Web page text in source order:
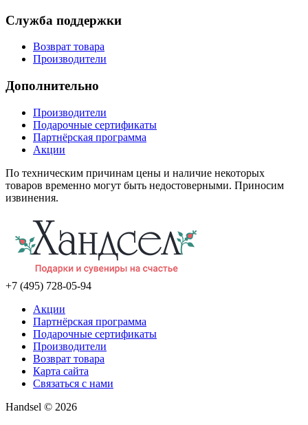
Служба поддержки
Возврат товара
Производители
Дополнительно
Производители
Подарочные сертификаты
Партнёрская программа
Акции
По техническим причинам цены и наличие некоторых
товаров временно могут быть недостоверными. Приносим
извинения.
+7 (495) 728-05-94
Акции
Партнёрская программа
Подарочные сертификаты
Производители
Возврат товара
Карта сайта
Связаться с нами
Handsel © 2026